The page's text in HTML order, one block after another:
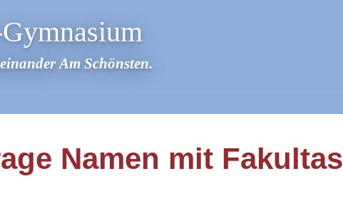
Am Schönsten.
Namen mit Fakultas